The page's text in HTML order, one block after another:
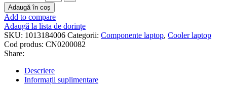
Adaugă în coș
Add to compare
Adaugă la lista de dorințe
SKU: 1013184006 Categorii: Componente laptop, Cooler laptop
Cod produs: CN0200082
Share:
Descriere
Informații suplimentare